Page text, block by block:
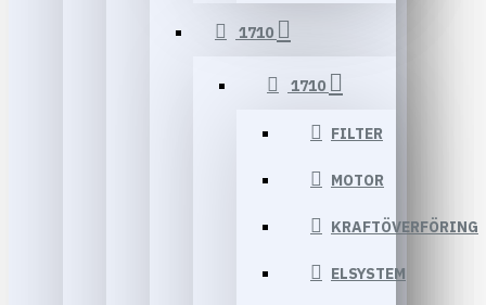
1710
1710
FILTER
MOTOR
KRAFTÖVERFÖRING
ELSYSTEM